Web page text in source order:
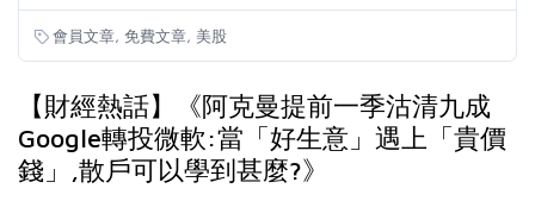
會員文章 免費文章 美股
【財經熱話】《阿克曼提前一季沽清九成
Google轉投微軟:當「好生意」遇上「貴價
錢」,散戶可以學到甚麼?》